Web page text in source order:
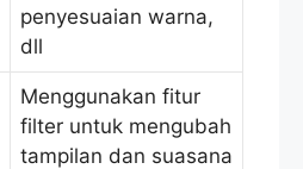
penyesuaian warna,
dll
Menggunakan fitur
filter untuk mengubah
tampilan dan suasana